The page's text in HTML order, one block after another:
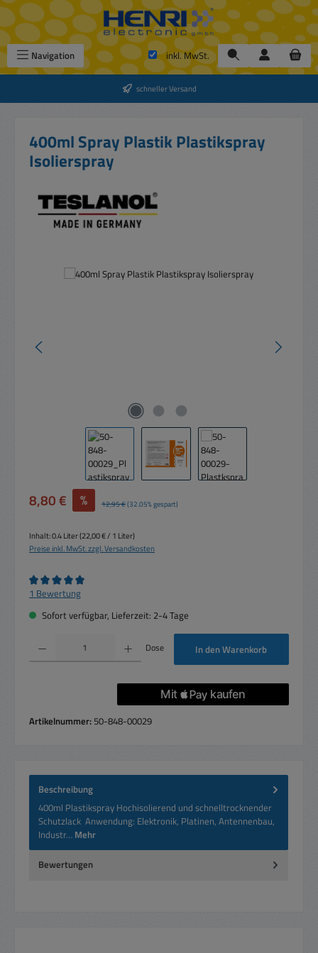
Zum Hauptinhalt springen
Navigation inkl. MwSt.
schneller Versand
400ml Spray Plastik Plastikspray
Isolierspray
Bildergalerie überspringen
Verkaufspreis:
8,80 € % Regulärer Preis:
12,95 €(32.05% gespart)
Inhalt:0.4 Liter(22,00 € / 1 Liter)
Preise inkl. MwSt. zzgl. Versandkosten
Durchschnittliche Bewertung von 5 von 5 Sternen
1 Bewertung
Sofort verfügbar, Lieferzeit: 2-4 Tage
Dose In den Warenkorb
Artikelnummer: 50-848-00029
Beschreibung
400ml Plastikspray Hochisolierend und schnelltrocknender
Schutzlack Anwendung: Elektronik, Platinen, Antennenbau,
Industr… Mehr
Bewertungen